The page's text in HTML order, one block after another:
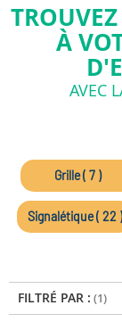
À
AVEC
Grille ( 7 )
Signalétique ( 22 )
FILTRÉ PAR :